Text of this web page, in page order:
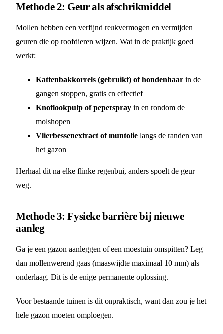
Methode 2: Geur als afschrikmiddel
Mollen hebben een verfijnd reukvermogen en vermijden
geuren die op roofdieren wijzen. Wat in de praktijk goed
werkt:
Kattenbakkorrels (gebruikt) of hondenhaar in de
gangen stoppen, gratis en effectief
Knoflookpulp of peperspray in en rondom de
molshopen
Vlierbessenextract of muntolie langs de randen van
het gazon
Herhaal dit na elke flinke regenbui, anders spoelt de geur
weg.
Methode 3: Fysieke barrière bij nieuwe
aanleg
Ga je een gazon aanleggen of een moestuin omspitten? Leg
dan mollenwerend gaas (maaswijdte maximaal 10 mm) als
onderlaag. Dit is de enige permanente oplossing.
Voor bestaande tuinen is dit onpraktisch, want dan zou je het
hele gazon moeten omploegen.